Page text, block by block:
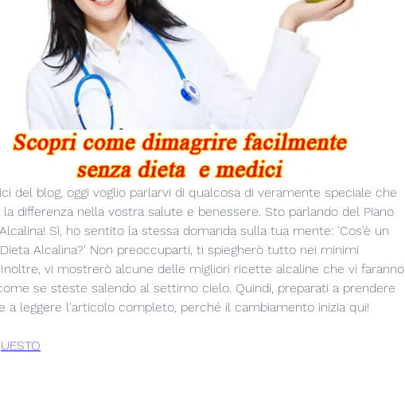
del blog, oggi voglio parlarvi di qualcosa di veramente speciale che
la differenza nella vostra salute e benessere. Sto parlando del Piano
Sì, ho sentito la stessa domanda sulla tua mente: 'Cos'è un
Alcalina?' Non preoccuparti, ti spiegherò tutto nei minimi
vi mostrerò alcune delle migliori ricette alcaline che vi faranno
se steste salendo al settimo cielo. Quindi, preparati a prendere
a leggere l'articolo completo, perché il cambiamento inizia qui!